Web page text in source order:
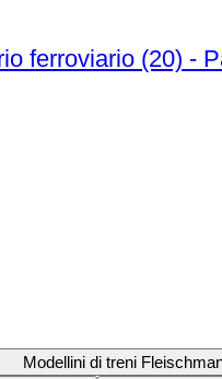
ferroviario (20) -
Modellini di treni